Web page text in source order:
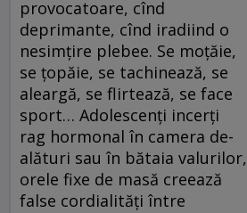
provocatoare, cînd
deprimante, cînd iradiind o
nesimţire plebee. Se moţăie,
se ţopăie, se tachinează, se
aleargă, se flirtează, se face
sport… Adolescenţi incerţi
rag hormonal în camera de-
alături sau în bătaia valurilor,
orele fixe de masă creează
false cordialităţi între